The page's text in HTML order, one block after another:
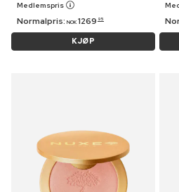
Medlemspris
Normalpris: NOK 1269 95
KJØP